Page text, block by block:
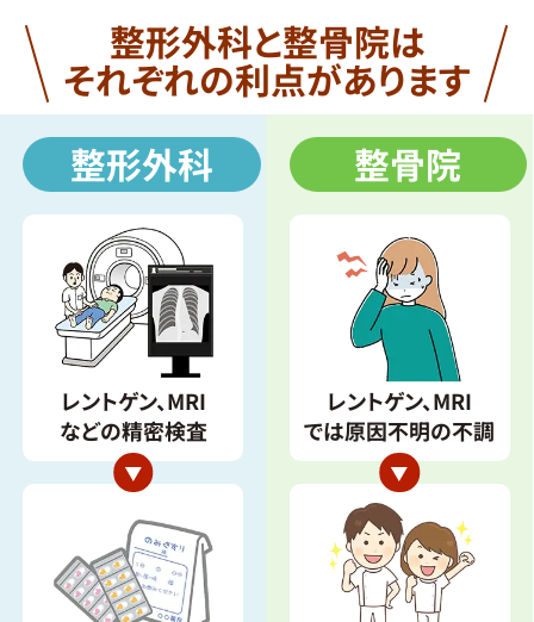
整形外科と整骨院は
それぞれの利点があります
整形外科
レントゲン、MRI
などの精密検査
整骨院
レントゲン、MRI
では原因不明の不調